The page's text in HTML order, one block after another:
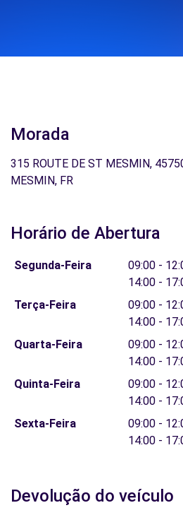
Morada
315 ROUTE DE ST MESMIN,
MESMIN, FR
Horário de Abertura
Segunda-Feira
09:00 -
14:00 -
Terça-Feira
09:00 -
14:00 -
Quarta-Feira
09:00 -
14:00 -
Quinta-Feira
09:00 -
14:00 -
Sexta-Feira
09:00 -
14:00 -
Devolução do veículo